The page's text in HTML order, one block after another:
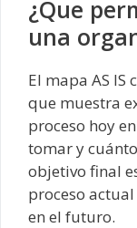
¿Que
una
El mapa AS IS
que muestra
proceso hoy
tomar y
objetivo final
proceso
en el futuro.